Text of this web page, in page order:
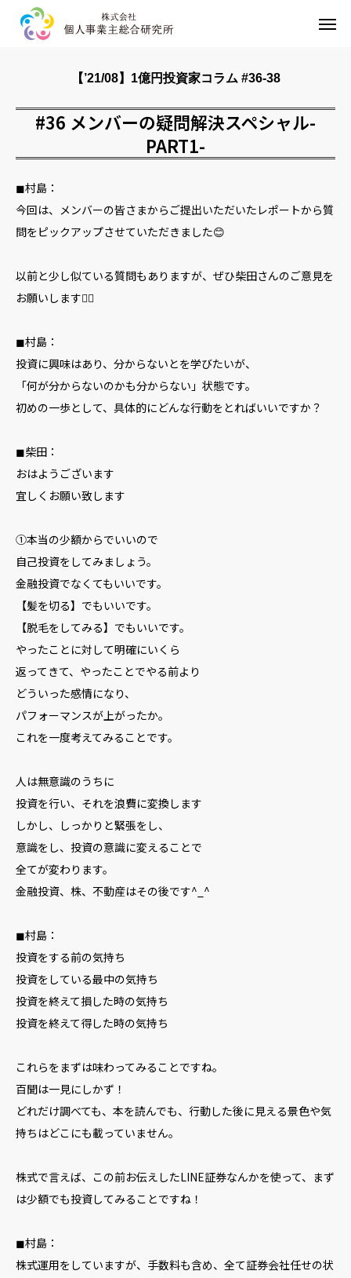
【’21/08】1億円投資家コラム #36-38
#36 メンバーの疑問解決スペシャル-
PART1-
◼︎村島：
今回は、メンバーの皆さまからご提出いただいたレポートから質
問をピックアップさせていただきました😊
以前と少し似ている質問もありますが、ぜひ柴田さんのご意見を
お願いします🙇‍♂️
◼︎村島：
投資に興味はあり、分からないとを学びたいが、
「何が分からないのかも分からない」状態です。
初めの一歩として、具体的にどんな行動をとればいいですか？
◼︎柴田：
おはようございます
宜しくお願い致します
①本当の少額からでいいので
自己投資をしてみましょう。
金融投資でなくてもいいです。
【髪を切る】でもいいです。
【脱毛をしてみる】でもいいです。
やったことに対して明確にいくら
返ってきて、やったことでやる前より
どういった感情になり、
パフォーマンスが上がったか。
これを一度考えてみることです。
人は無意識のうちに
投資を行い、それを浪費に変換します
しかし、しっかりと緊張をし、
意識をし、投資の意識に変えることで
全てが変わります。
金融投資、株、不動産はその後です^_^
◼︎村島：
投資をする前の気持ち
投資をしている最中の気持ち
投資を終えて損した時の気持ち
投資を終えて得した時の気持ち
これらをまずは味わってみることですね。
百聞は一見にしかず！
どれだけ調べても、本を読んでも、行動した後に見える景色や気
持ちはどこにも載っていません。
株式で言えば、この前お伝えしたLINE証券なんかを使って、まず
は少額でも投資してみることですね！
◼︎村島：
株式運用をしていますが、手数料も含め、全て証券会社任せの状
事業内容
お問い合わせ
プライバシーポリシー